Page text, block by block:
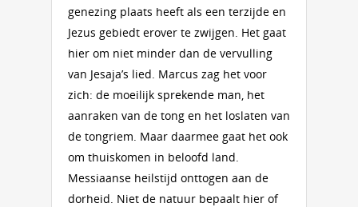
genezing plaats heeft als een terzijde en
Jezus gebiedt erover te zwijgen. Het gaat
hier om niet minder dan de vervulling
van Jesaja’s lied. Marcus zag het voor
zich: de moeilijk sprekende man, het
aanraken van de tong en het loslaten van
de tongriem. Maar daarmee gaat het ook
om thuiskomen in beloofd land.
Messiaanse heilstijd onttogen aan de
dorheid. Niet de natuur bepaalt hier of